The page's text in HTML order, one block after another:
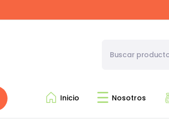
Inicio Nosotros